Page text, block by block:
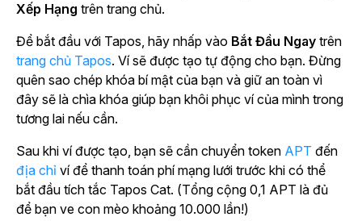
Xếp Hạng trên trang chủ.
Để bắt đầu với Tapos, hãy nhấp vào Bắt Đầu Ngay trên
trang chủ Tapos. Ví sẽ được tạo tự động cho bạn. Đừng
quên sao chép khóa bí mật của bạn và giữ an toàn vì
đây sẽ là chìa khóa giúp bạn khôi phục ví của mình trong
tương lai nếu cần.
Sau khi ví được tạo, bạn sẽ cần chuyển token APT đến
địa chỉ víđể thanh toán phí mạng lưới trước khi có thể
bắt đầu tích tắc Tapos Cat. (Tổng cộng 0,1 APT là đủ
để bạn ve con mèo khoảng 10.000 lần!)